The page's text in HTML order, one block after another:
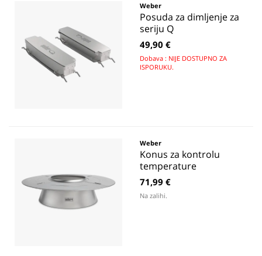
Weber
Posuda za dimljenje za
seriju Q
49,90 €
Dobava : NIJE DOSTUPNO ZA
ISPORUKU.
Weber
Konus za kontrolu
temperature
71,99 €
Na zalihi.